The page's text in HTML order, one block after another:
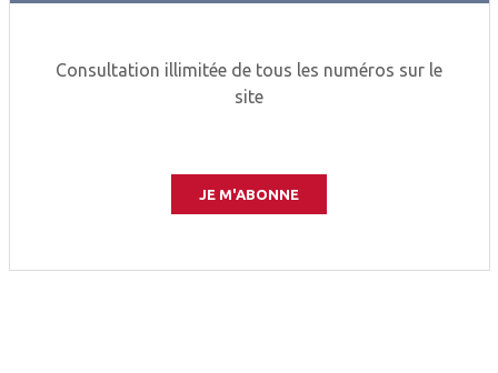
Consultation illimitée de tous les numéros sur le
site
JE M'ABONNE